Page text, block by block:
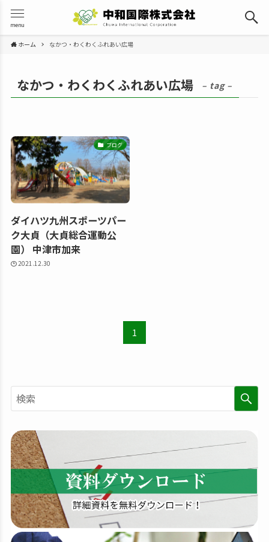
menu
ホーム なかつ・わくわくふれあい広場
なかつ・わくわくふれあい広場 – tag –
ブログ
ダイハツ九州スポーツパー
ク大貞（大貞総合運動公
園） 中津市加来
2021.12.30
1
索